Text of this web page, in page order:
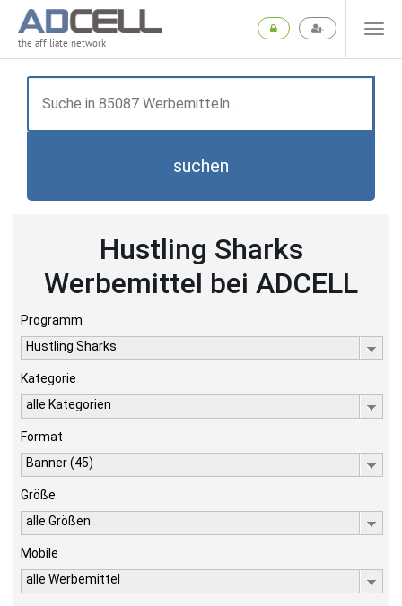
the affiliate network
suchen
Hustling Sharks
Werbemittel bei ADCELL
Programm
Hustling Sharks
Kategorie
alle Kategorien
Format
Banner (45)
Größe
alle Größen
Mobile
alle Werbemittel